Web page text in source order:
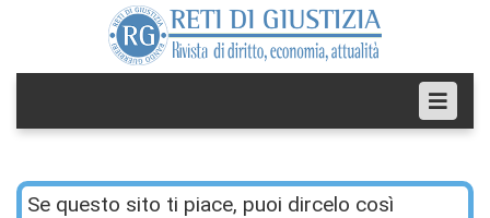
Se questo sito ti piace, puoi dircelo così